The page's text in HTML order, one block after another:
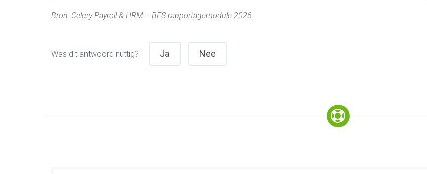
Bron: Celery Payroll & HRM – BES rapportagemodule 2026
Was dit antwoord nuttig? Ja Nee